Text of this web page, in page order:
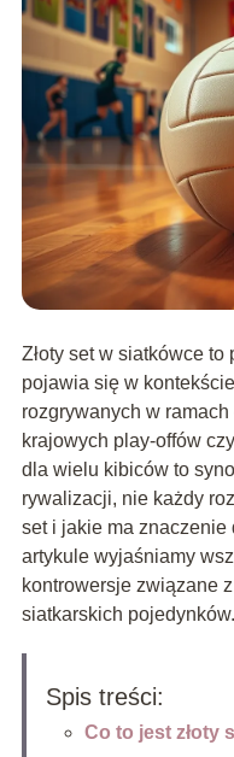
Złoty set w siatkówce
pojawia się w
rozgrywanych w
krajowych play-offów
dla wielu kibiców to
rywalizacji, nie każdy
set i jakie ma znaczenie
artykule wyjaśniamy
kontrowersje związane
siatkarskich pojedynków.
Spis treści:
Co to jest złoty